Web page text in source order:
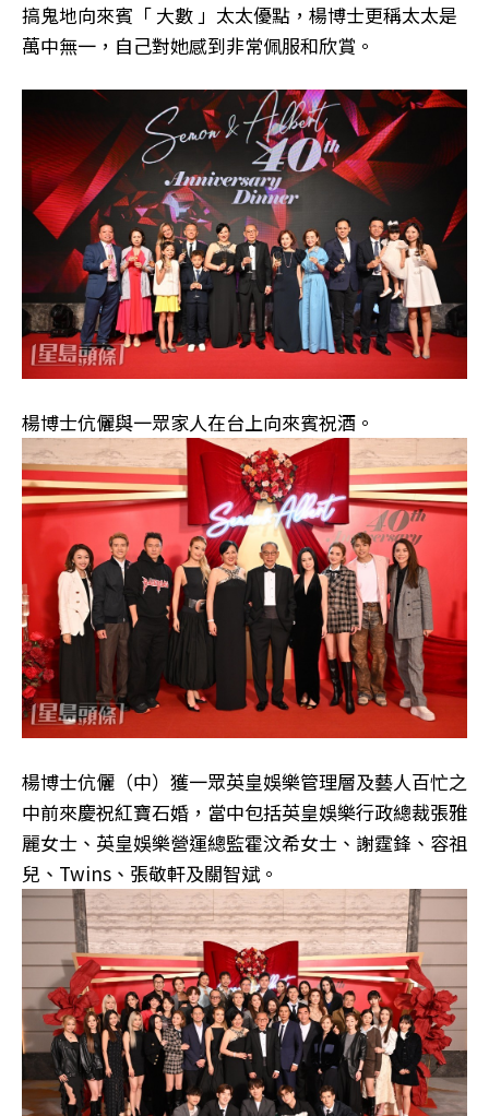
搞鬼地向來賓「 大數 」太太優點，楊博士更稱太太是
萬中無一，自己對她感到非常佩服和欣賞。
楊博士伉儷與一眾家人在台上向來賓祝酒。
楊博士伉儷（中）獲一眾英皇娛樂管理層及藝人百忙之
中前來慶祝紅寶石婚，當中包括英皇娛樂行政總裁張雅
麗女士、英皇娛樂營運總監霍汶希女士、謝霆鋒、容祖
兒、Twins、張敬軒及關智斌。